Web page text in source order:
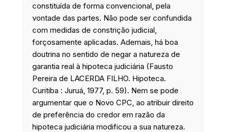
constituída de forma convencional, pela
vontade das partes. Não pode ser confundida
com medidas de constrição judicial,
forçosamente aplicadas. Ademais, há boa
doutrina no sentido de negar a natureza de
garantia real à hipoteca judiciária (Fausto
Pereira de LACERDA FILHO. Hipoteca.
Curitiba : Juruá, 1977, p. 59). Nem se pode
argumentar que o Novo CPC, ao atribuir direito
de preferência do credor em razão da
hipoteca judiciária modificou a sua natureza.